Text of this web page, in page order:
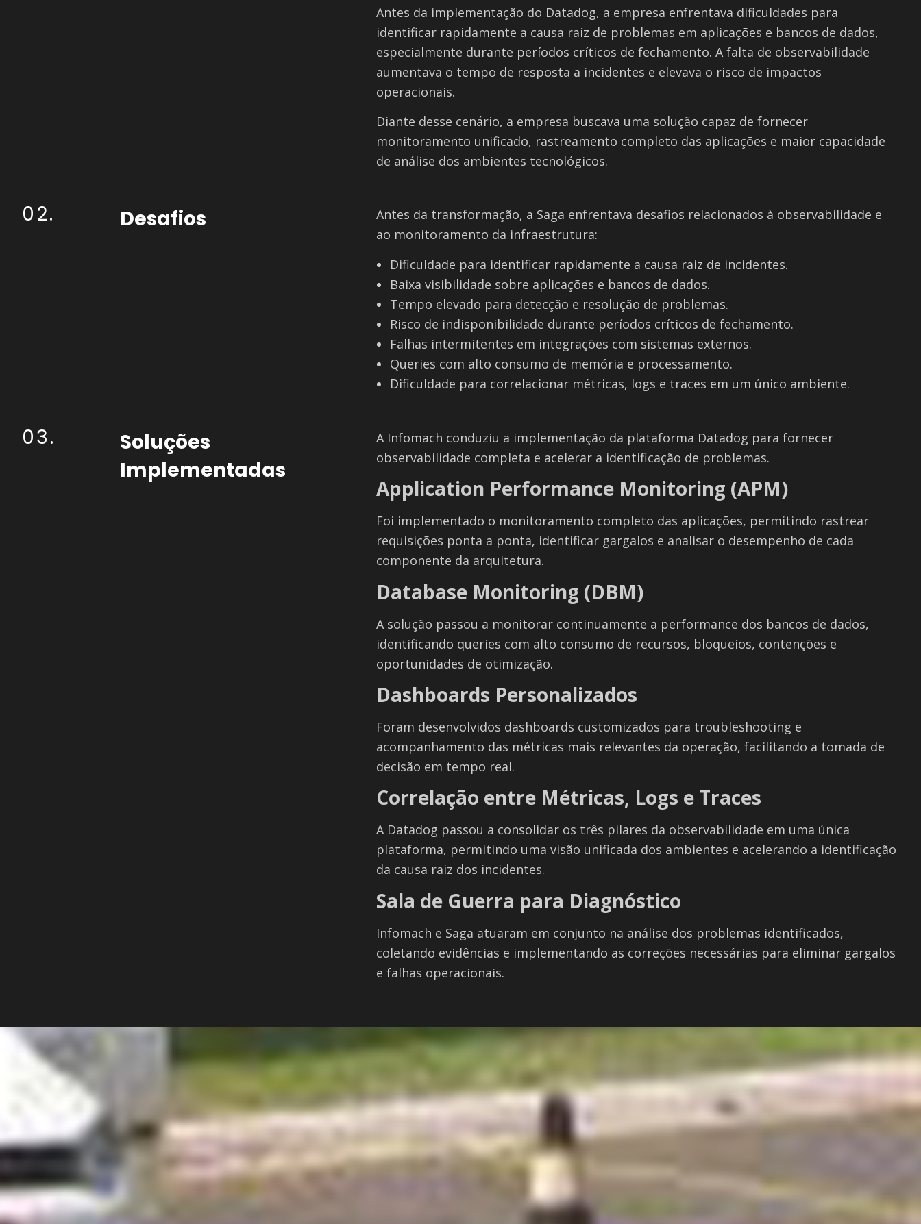
Antes da implementação do Datadog, a empresa enfrentava dificuldades para
identificar rapidamente a causa raiz de problemas em aplicações e bancos de dados,
especialmente durante períodos críticos de fechamento. A falta de observabilidade
aumentava o tempo de resposta a incidentes e elevava o risco de impactos
operacionais.
Diante desse cenário, a empresa buscava uma solução capaz de fornecer
monitoramento unificado, rastreamento completo das aplicações e maior capacidade
de análise dos ambientes tecnológicos.
02. Desafios
Antes da transformação, a Saga enfrentava desafios relacionados à observabilidade e
ao monitoramento da infraestrutura:
Dificuldade para identificar rapidamente a causa raiz de incidentes.
Baixa visibilidade sobre aplicações e bancos de dados.
Tempo elevado para detecção e resolução de problemas.
Risco de indisponibilidade durante períodos críticos de fechamento.
Falhas intermitentes em integrações com sistemas externos.
Queries com alto consumo de memória e processamento.
Dificuldade para correlacionar métricas, logs e traces em um único ambiente.
03.
Soluções
Implementadas
A Infomach conduziu a implementação da plataforma Datadog para fornecer
observabilidade completa e acelerar a identificação de problemas.
Application Performance Monitoring (APM)
Foi implementado o monitoramento completo das aplicações, permitindo rastrear
requisições ponta a ponta, identificar gargalos e analisar o desempenho de cada
componente da arquitetura.
Database Monitoring (DBM)
A solução passou a monitorar continuamente a performance dos bancos de dados,
identificando queries com alto consumo de recursos, bloqueios, contenções e
oportunidades de otimização.
Dashboards Personalizados
Foram desenvolvidos dashboards customizados para troubleshooting e
acompanhamento das métricas mais relevantes da operação, facilitando a tomada de
decisão em tempo real.
Correlação entre Métricas, Logs e Traces
A Datadog passou a consolidar os três pilares da observabilidade em uma única
plataforma, permitindo uma visão unificada dos ambientes e acelerando a identificação
da causa raiz dos incidentes.
Sala de Guerra para Diagnóstico
Infomach e Saga atuaram em conjunto na análise dos problemas identificados,
coletando evidências e implementando as correções necessárias para eliminar gargalos
e falhas operacionais.